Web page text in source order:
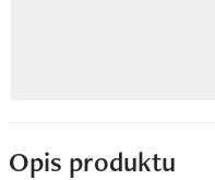
Opis produktu